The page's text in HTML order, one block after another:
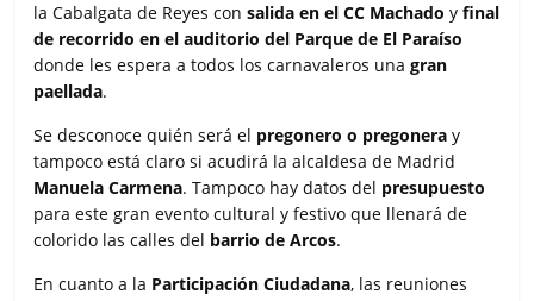
la Cabalgata de Reyes consalida en el CC Machado yfinal
de recorrido en el auditorio del Parque de El Paraíso
donde les espera a todos los carnavaleros unagran
paellada.
Se desconoce quién será el pregonero o pregonera y
tampoco está claro si acudirá la alcaldesa de Madrid
Manuela Carmena. Tampoco hay datos del presupuesto
para este gran evento cultural y festivo que llenará de
colorido las calles del barrio de Arcos.
En cuanto a la Participación Ciudadana, las reuniones